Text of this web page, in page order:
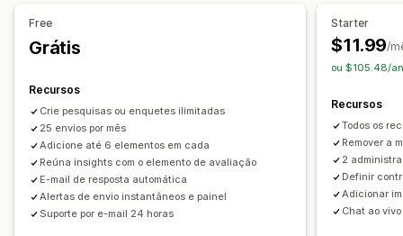
Satisfação do cliente
Gestão de envios
E-mail
Exportação de dados Análises
Free
Grátis
Recursos
Crie pesquisas ou enquetes ilimitadas
25 envios por mês
Adicione até 6 elementos em cada
Reúna insights com o elemento de avaliação
E-mail de resposta automática
Alertas de envio instantâneos e painel
Suporte por e-mail 24 horas
Starter
$11.99/
ou $105.48/
Recursos
Todos os
Remover a
2
Definir
Adicionar
Chat ao